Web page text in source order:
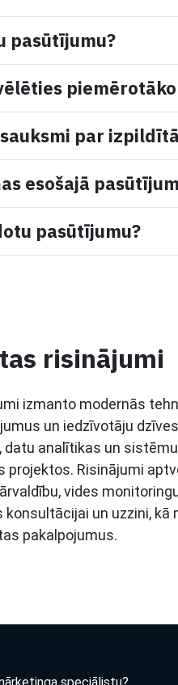
pasūtījumu?
par
esošajā
pasūtījumu?
risinājumi
izmanto modernās
un iedzīvotāju
datu analītikas un
projektos. Risinājumi
vides
konsultācijai un uzzini,
pakalpojumus.